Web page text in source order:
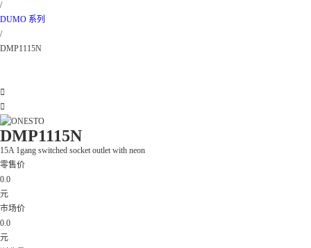
/
DUMO 系列
/
DMP1115N


DMP1115N
15A 1gang switched socket outlet with neon
零售价
0.0
元
市场价
0.0
元